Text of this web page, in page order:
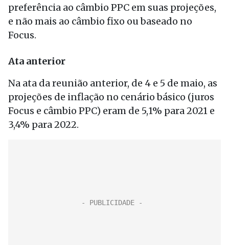
preferência ao câmbio PPC em suas projeções,
e não mais ao câmbio fixo ou baseado no
Focus.
Ata anterior
Na ata da reunião anterior, de 4 e 5 de maio, as
projeções de inflação no cenário básico (juros
Focus e câmbio PPC) eram de 5,1% para 2021 e
3,4% para 2022.